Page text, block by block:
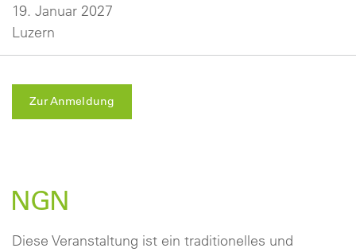
19. Januar 2027
Luzern
Zur Anmeldung
NGN
Diese Veranstaltung ist ein traditionelles und